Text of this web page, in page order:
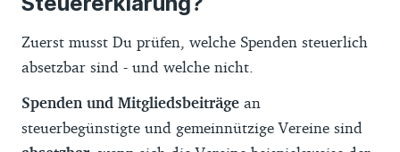
Zuerst musst Du prüfen, welche Spenden steuerlich
absetzbar sind - und welche nicht.
Spenden und Mitgliedsbeiträge an
steuerbegünstigte und gemeinnützige Vereine sind